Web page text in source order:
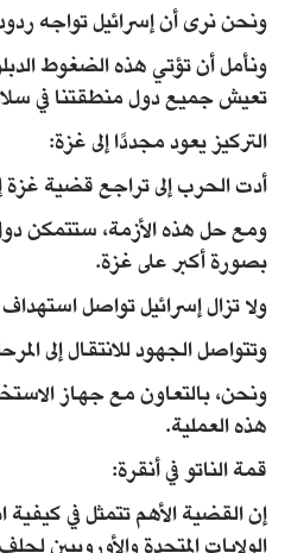
ونحن نرى أن إسرائيل تواجه
ونأمل أن تؤتي هذه الضغوط
تعيش جميع دول منطقتنا في
التركيز يعود مجددًا إلى غزة:
أدت الحرب إلى تراجع قضية غزة
ومع حل هذه الأزمة، ستتمكن
بصورة أكبر على غزة.
ولا تزال إسرائيل تواصل
وتتواصل الجهود للانتقال إلى
ونحن، بالتعاون مع جهاز
هذه العملية.
قمة الناتو في أنقرة:
إن القضية الأهم تتمثل في